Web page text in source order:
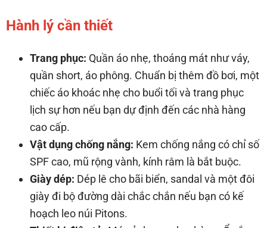
Hành lý cần thiết
Trang phục: Quần áo nhẹ, thoáng mát như váy,
quần short, áo phông. Chuẩn bị thêm đồ bơi, một
chiếc áo khoác nhẹ cho buổi tối và trang phục
lịch sự hơn nếu bạn dự định đến các nhà hàng
cao cấp.
Vật dụng chống nắng: Kem chống nắng có chỉ số
SPF cao, mũ rộng vành, kính râm là bắt buộc.
Giày dép: Dép lê cho bãi biển, sandal và một đôi
giày đi bộ đường dài chắc chắn nếu bạn có kế
hoạch leo núi Pitons.